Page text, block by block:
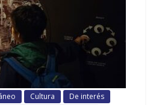
Cultura
De interés